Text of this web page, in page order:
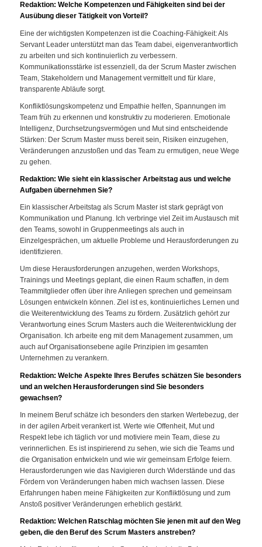
Redaktion: Welche Kompetenzen und Fähigkeiten sind bei der
Ausübung dieser Tätigkeit von Vorteil?
Eine der wichtigsten Kompetenzen ist die Coaching-Fähigkeit: Als
Servant Leader unterstützt man das Team dabei, eigenverantwortlich
zu arbeiten und sich kontinuierlich zu verbessern.
Kommunikationsstärke ist essenziell, da der Scrum Master zwischen
Team, Stakeholdern und Management vermittelt und für klare,
transparente Abläufe sorgt.
Konfliktlösungskompetenz und Empathie helfen, Spannungen im
Team früh zu erkennen und konstruktiv zu moderieren. Emotionale
Intelligenz, Durchsetzungsvermögen und Mut sind entscheidende
Stärken: Der Scrum Master muss bereit sein, Risiken einzugehen,
Veränderungen anzustoßen und das Team zu ermutigen, neue Wege
zu gehen.
Redaktion: Wie sieht ein klassischer Arbeitstag aus und welche
Aufgaben übernehmen Sie?
Ein klassischer Arbeitstag als Scrum Master ist stark geprägt von
Kommunikation und Planung. Ich verbringe viel Zeit im Austausch mit
den Teams, sowohl in Gruppenmeetings als auch in
Einzelgesprächen, um aktuelle Probleme und Herausforderungen zu
identifizieren.
Um diese Herausforderungen anzugehen, werden Workshops,
Trainings und Meetings geplant, die einen Raum schaffen, in dem
Teammitglieder offen über ihre Anliegen sprechen und gemeinsam
Lösungen entwickeln können. Ziel ist es, kontinuierliches Lernen und
die Weiterentwicklung des Teams zu fördern. Zusätzlich gehört zur
Verantwortung eines Scrum Masters auch die Weiterentwicklung der
Organisation. Ich arbeite eng mit dem Management zusammen, um
auch auf Organisationsebene agile Prinzipien im gesamten
Unternehmen zu verankern.
Redaktion: Welche Aspekte Ihres Berufes schätzen Sie besonders
und an welchen Herausforderungen sind Sie besonders
gewachsen?
In meinem Beruf schätze ich besonders den starken Wertebezug, der
in der agilen Arbeit verankert ist. Werte wie Offenheit, Mut und
Respekt lebe ich täglich vor und motiviere mein Team, diese zu
verinnerlichen. Es ist inspirierend zu sehen, wie sich die Teams und
die Organisation entwickeln und wie wir gemeinsam Erfolge feiern.
Herausforderungen wie das Navigieren durch Widerstände und das
Fördern von Veränderungen haben mich wachsen lassen. Diese
Erfahrungen haben meine Fähigkeiten zur Konfliktlösung und zum
Anstoß positiver Veränderungen erheblich gestärkt.
Redaktion: Welchen Ratschlag möchten Sie jenen mit auf den Weg
geben, die den Beruf des Scrum Masters anstreben?